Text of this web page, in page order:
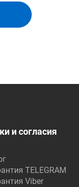
и согласия
TELEGRAM
Viber